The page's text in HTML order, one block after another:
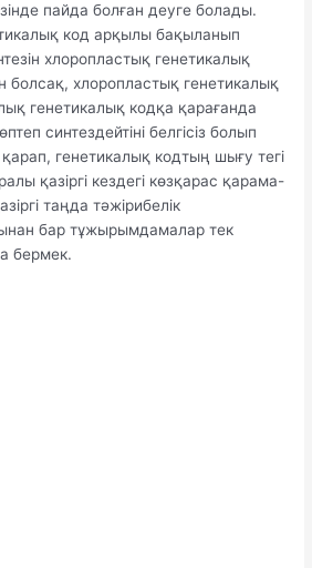
пайда болған деуге болады.
код арқылы бақыланып
хлоропластық генетикалық
болсақ, хлоропластық генетикалық
генетикалық кодқа қарағанда
синтездейтіні белгісіз болып
генетикалық кодтың шығу тегі
қазіргі кездегі көзқарас қарама-
таңда тәжірибелік
бар тұжырымдамалар тек
бермек.